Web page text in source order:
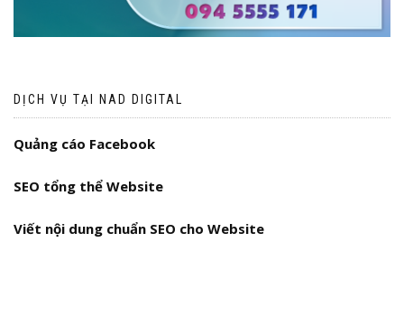
DỊCH VỤ TẠI NAD DIGITAL
Quảng cáo Facebook
SEO tổng thể Website
Viết nội dung chuẩn SEO cho Website